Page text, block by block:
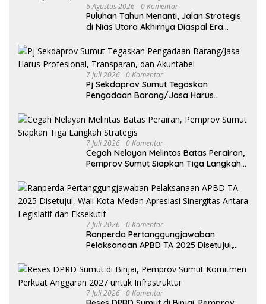
6 Agustus 2026 0 Komentar
Puluhan Tahun Menanti, Jalan Strategis
di Nias Utara Akhirnya Diaspal Era
7 Juli 2026 0 Komentar
Pj Sekdaprov Sumut Tegaskan
Pengadaan Barang/Jasa Harus
7 Juli 2026 0 Komentar
Cegah Nelayan Melintas Batas Perairan,
Pemprov Sumut Siapkan Tiga Langkah
7 Juli 2026 0 Komentar
Ranperda Pertanggungjawaban
Pelaksanaan APBD TA 2025 Disetujui,
Antara Legislatif dan Eksekutif
7 Juli 2026 0 Komentar